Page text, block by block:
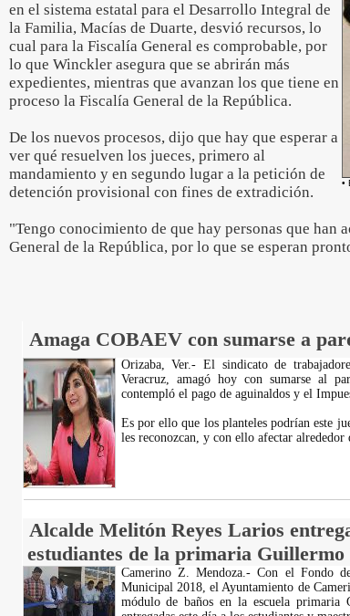
•
en el sistema estatal para el Desarrollo Integral de
la Familia, Macías de Duarte, desvió recursos, lo
cual para la Fiscalía General es comprobable, por
lo que Winckler asegura que se abrirán más
expedientes, mientras que avanzan los que tiene en
proceso la Fiscalía General de la República.
De los nuevos procesos, dijo que hay que esperar a
ver qué resuelven los jueces, primero al
mandamiento y en segundo lugar a la petición de
detención provisional con fines de extradición.
"Tengo conocimiento de que hay personas que han
General de la República, por lo que se esperan
Amaga COBAEV con sumarse a
Orizaba, Ver.- El sindicato de
Veracruz, amagó hoy con sumarse al
contempló el pago de aguinaldos y el
Es por ello que los planteles podrían este
les reconozcan, y con ello afectar alrededor
Alcalde Melitón Reyes Larios
estudiantes de la primaria
Camerino Z. Mendoza.- Con el Fondo
Municipal 2018, el Ayuntamiento de
módulo de baños en la escuela primaria